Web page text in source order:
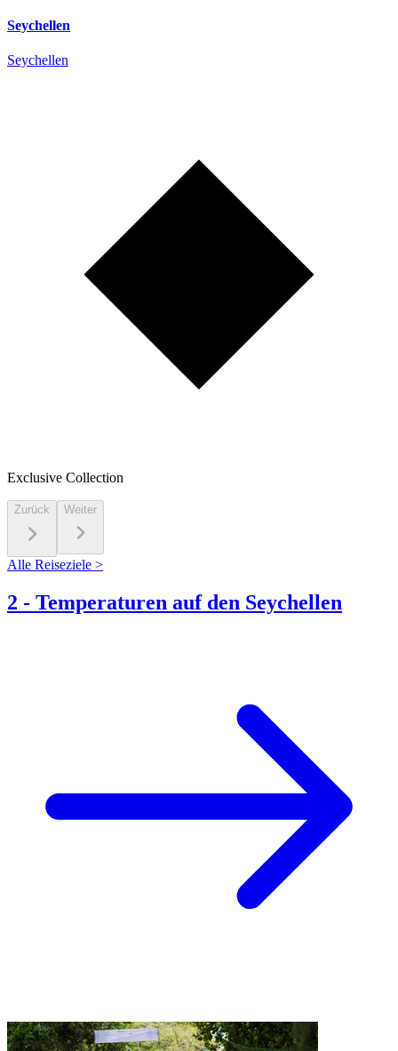
Seychellen
Seychellen
Exclusive Collection
Zurück Weiter
Alle Reiseziele >
2 - Temperaturen auf den Seychellen